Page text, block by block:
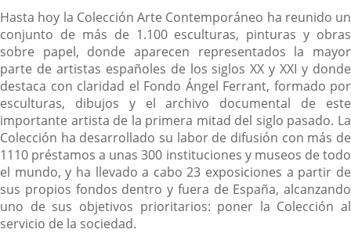
Hasta hoy la Colección Arte Contemporáneo ha reunido un
conjunto de más de 1.100 esculturas, pinturas y obras
sobre papel, donde aparecen representados la mayor
parte de artistas españoles de los siglos XX y XXI y donde
destaca con claridad el Fondo Ángel Ferrant, formado por
esculturas, dibujos y el archivo documental de este
importante artista de la primera mitad del siglo pasado. La
Colección ha desarrollado su labor de difusión con más de
1110 préstamos a unas 300 instituciones y museos de todo
el mundo, y ha llevado a cabo 23 exposiciones a partir de
sus propios fondos dentro y fuera de España, alcanzando
uno de sus objetivos prioritarios: poner la Colección al
servicio de la sociedad.